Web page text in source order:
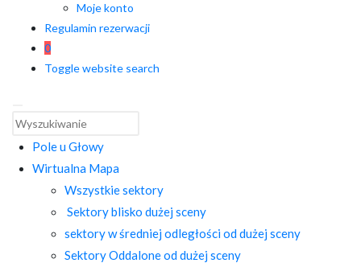
Moje konto
Regulamin rezerwacji
0
Toggle website search
Pole u Głowy
Wirtualna Mapa
Wszystkie sektory
Sektory blisko dużej sceny
sektory w średniej odległości od dużej sceny
Sektory Oddalone od dużej sceny